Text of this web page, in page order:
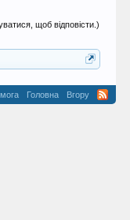
щоб відповісти.)
Головна Вгору